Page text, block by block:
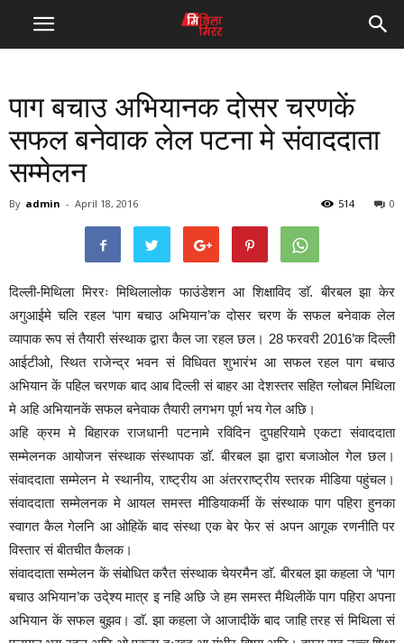
पाग बचाउ अभियानक दोसर चरणकें
सफल बनेवाक लेल पटना मे संवाददाता
सम्मेलन
By admin - April 18, 2016 0
514
दिल्ली-मिथिला मिररः मिथिलालोक फाउंडेशन आ शिक्षाविद डाॅ. बीरबल झा केर
अगुआईमे चलि रहल ‘पाग बचाउ अभियान’क दोसर चरण कें सफल बनेवाक लेल
व्यापाक रूप सं तैयारी संस्थाक द्वारा कैल जा रहल छल। 28 फरवरी 2016’क दिल्ली
आईटीओ, स्थित राजेन्द्र भवन सं विधिवत शुभारंभ आ सफल रहल पाग बचाउ
अभियान कें पहिल चरणक बाद आब दिल्ली सं बाहर आ देशस्तर सहित ग्लोबल मिथिला
मे अहि अभियानकें सफल बनेवाक तैयारी लगभग पूर्ण भय गेल अछि।
अहि क्रम मे बिहारक राजधानी पटनामे रविदिन दुपहरियामे एकटा संवाददाता
सम्मेलनक आयोजन संस्थाक संस्थापक डाॅ. बीरबल झा द्वारा बजाओल गेल छल।
संवाददाता सम्मेलन मे स्थानीय, राष्ट्रीय आ अंतरराष्ट्रीय स्तरक मीडिया पहुंचल।
संवाददाता सम्मेलनक मे आयल समस्त मीडियाकर्मी कें संस्थाक पाग पहिरा हुनका
स्वागत कैल गेलनि आ ओहिकें बाद संस्था एक बेर फेर सं अपन आगूक रणनीति पर
विस्तार सं बीतचीत कैलक।
संवाददाता सम्मेलन कें संबोधित करैत संस्थाक चेयरमैन डाॅ. बीरबल झा कहला जे ‘पाग
बचाउ अभियान’क उदे्श्य मात्र इ नहि अछि जे हम समस्त मैथिलीकें पाग पहिरा अपना
अभियान कें सफल बुझव। डाॅ. झा कहला जे आजादीकें बाद जाहि तरह सं मिथिला सं